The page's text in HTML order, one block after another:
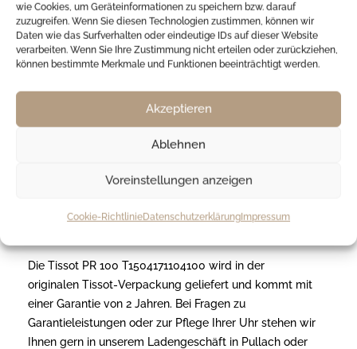
wie Cookies, um Geräteinformationen zu speichern bzw. darauf
zuzugreifen. Wenn Sie diesen Technologien zustimmen, können wir
Daten wie das Surfverhalten oder eindeutige IDs auf dieser Website
verarbeiten. Wenn Sie Ihre Zustimmung nicht erteilen oder zurückziehen,
können bestimmte Merkmale und Funktionen beeinträchtigt werden.
Akzeptieren
Ablehnen
Voreinstellungen anzeigen
Cookie-RichtlinieDatenschutzerklärungImpressum
stehen Ihnen folgende Eingabefelder zur Verfügung:
Gravurtext: Tragen Sie hier Ihren Wunschtext
ein – ob Name, Datum, Initialen oder eine
Schriftart: Wählen Sie die passende Schrift,
von klassisch-elegant bis modern-schlicht.
Anmerkung: Nutzen Sie dieses Freitextfeld für
besondere Wünsche zur Positionierung der
Gravur oder für Rückfragen an den Juwelier.
Die Tissot PR 100 T1504171104100 wird in der
originalen Tissot-Verpackung geliefert und kommt mit
einer Garantie von 2 Jahren. Bei Fragen zu
Garantieleistungen oder zur Pflege Ihrer Uhr stehen wir
Ihnen gern in unserem Ladengeschäft in Pullach oder